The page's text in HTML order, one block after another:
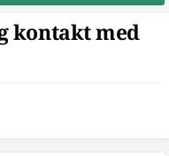
kontakt med